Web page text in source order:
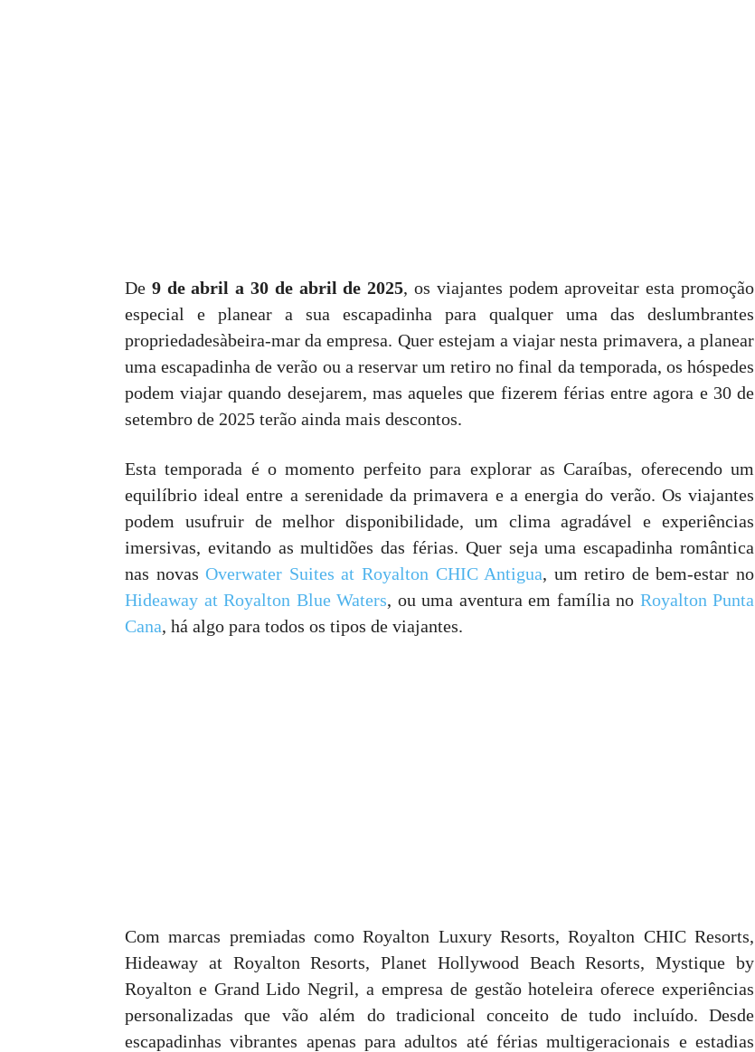
De 9 de abril a 30 de abril de 2025, os viajantes podem aproveitar esta promoção
especial e planear a sua escapadinha para qualquer uma das deslumbrantes
propriedadesàbeira-mar da empresa. Quer estejam a viajar nesta primavera, a planear
uma escapadinha de verão ou a reservar um retiro no final da temporada, os hóspedes
podem viajar quando desejarem, mas aqueles que fizerem férias entre agora e 30 de
setembro de 2025 terão ainda mais descontos.
Esta temporada é o momento perfeito para explorar as Caraíbas, oferecendo um
equilíbrio ideal entre a serenidade da primavera e a energia do verão. Os viajantes
podem usufruir de melhor disponibilidade, um clima agradável e experiências
imersivas, evitando as multidões das férias. Quer seja uma escapadinha romântica
nas novasOverwater Suites at Royalton CHIC Antigua, um retiro de bem-estar no
Hideaway at Royalton Blue Waters, ou uma aventura em família no Royalton Punta
Cana, há algo para todos os tipos de viajantes.
Com marcas premiadas como Royalton Luxury Resorts, Royalton CHIC Resorts,
Hideaway at Royalton Resorts, Planet Hollywood Beach Resorts, Mystique by
Royalton e Grand Lido Negril, a empresa de gestão hoteleira oferece experiências
personalizadas que vão além do tradicional conceito de tudo incluído. Desde
escapadinhas vibrantes apenas para adultos até férias multigeracionais e estadias